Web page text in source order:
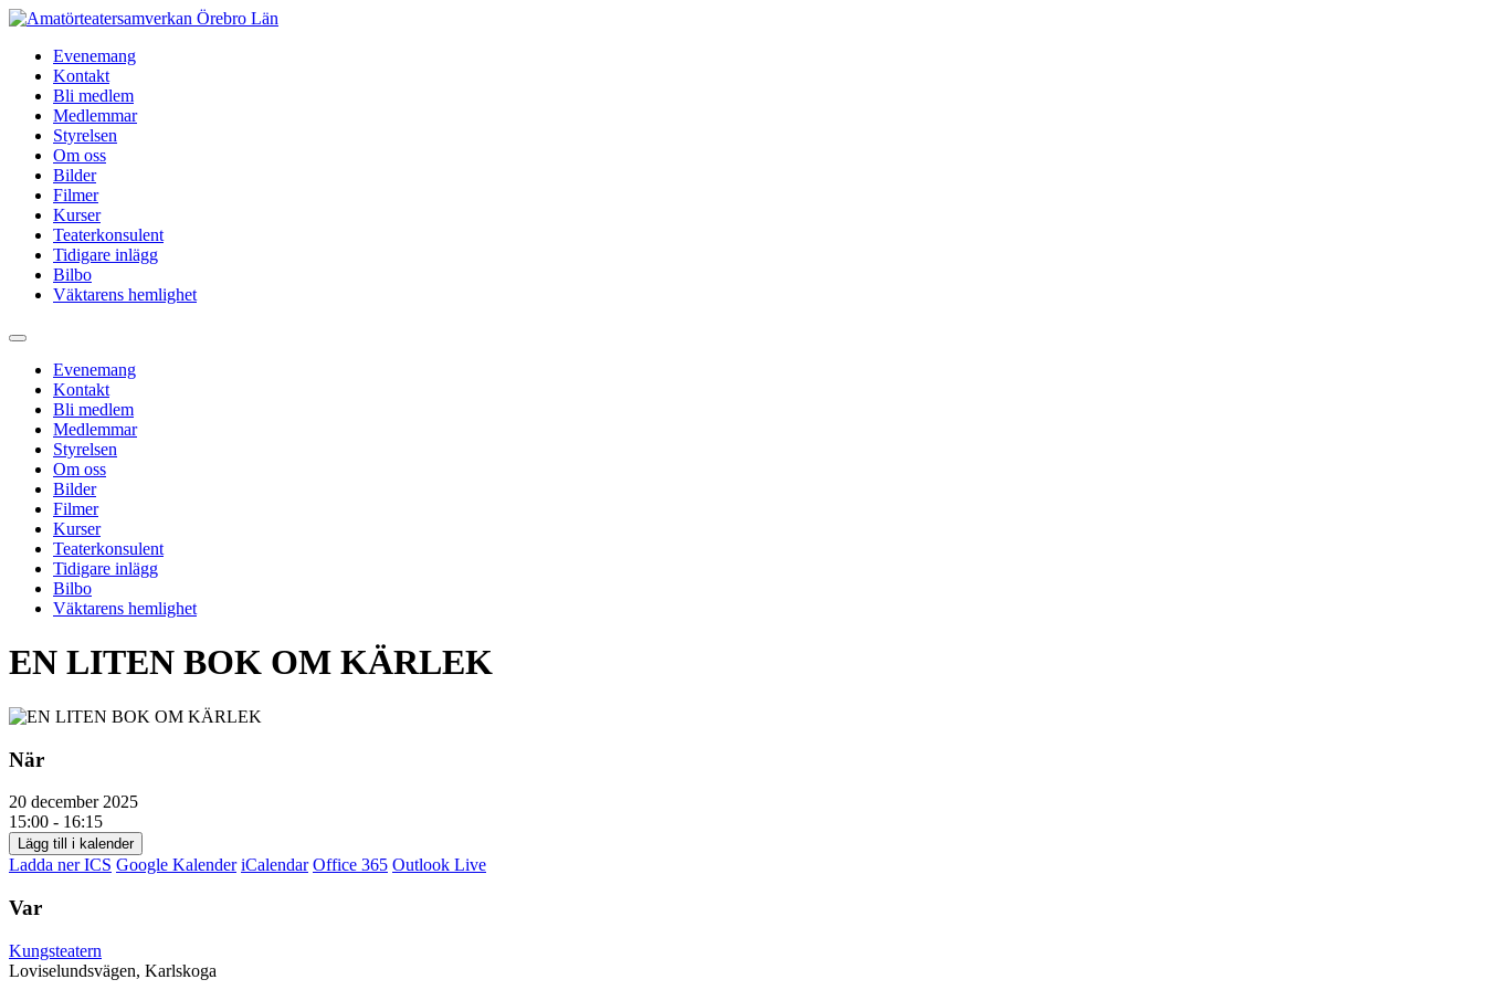
Hoppa
innehållEvenemang
Kontakt
Bli medlem
Medlemmar
Styrelsen
Om oss
Bilder
Filmer
Kurser
Teaterkonsulent
Tidigare inlägg
Bilbo
Väktarens hemlighet
Evenemang
Kontakt
Bli medlem
Medlemmar
Styrelsen
Om oss
Bilder
Filmer
Kurser
Teaterkonsulent
Tidigare inlägg
Bilbo
Väktarens hemlighet
EN LITEN BOK OM KÄRLEK
När
20 december 2025
15:00 - 16:15
Lägg till i kalender
Ladda ner ICS Google Kalender iCalendar Office 365 Outlook Live
Var
Kungsteatern
Loviselundsvägen, Karlskoga